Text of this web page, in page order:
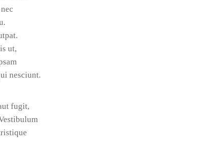
ut,
nesciunt.
fugit,